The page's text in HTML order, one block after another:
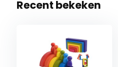
Wat gebruikers als
Mooie felle kleuren
Recent bekeken